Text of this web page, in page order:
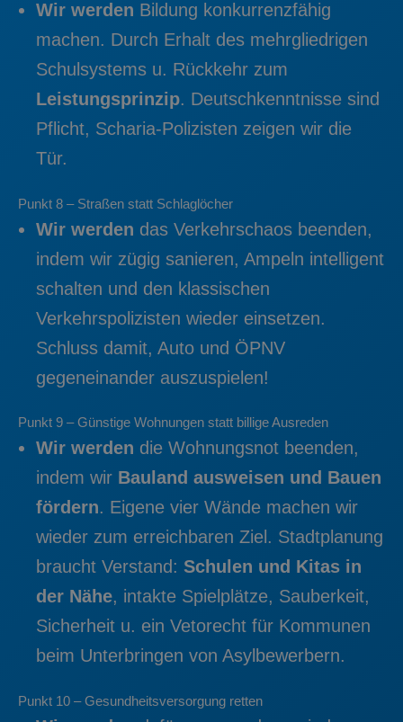
Wir werden Bildung konkurrenzfähig
machen. Durch Erhalt des mehrgliedrigen
Schulsystems u. Rückkehr zum
Leistungsprinzip. Deutschkenntnisse sind
Pflicht, Scharia-Polizisten zeigen wir die
Tür.
Punkt 8 – Straßen statt Schlaglöcher
Wir werden das Verkehrschaos beenden,
indem wir zügig sanieren, Ampeln intelligent
schalten und den klassischen
Verkehrspolizisten wieder einsetzen.
Schluss damit, Auto und ÖPNV
gegeneinander auszuspielen!
Punkt 9 – Günstige Wohnungen statt billige Ausreden
Wir werden die Wohnungsnot beenden,
indem wir Bauland ausweisen und Bauen
fördern. Eigene vier Wände machen wir
wieder zum erreichbaren Ziel. Stadtplanung
braucht Verstand: Schulen und Kitas in
der Nähe, intakte Spielplätze, Sauberkeit,
Sicherheit u. ein Vetorecht für Kommunen
beim Unterbringen von Asylbewerbern.
Punkt 10 – Gesundheitsversorgung retten